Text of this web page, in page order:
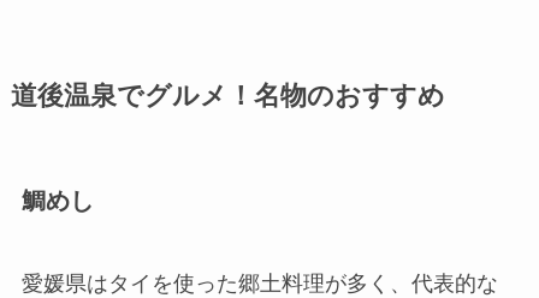
道後温泉でグルメ！名物のおすすめ
鯛めし
愛媛県はタイを使った郷土料理が多く、代表的な